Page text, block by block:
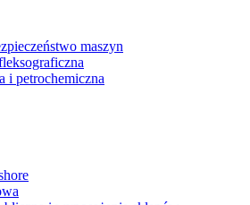
maszyn
i petrochemiczna